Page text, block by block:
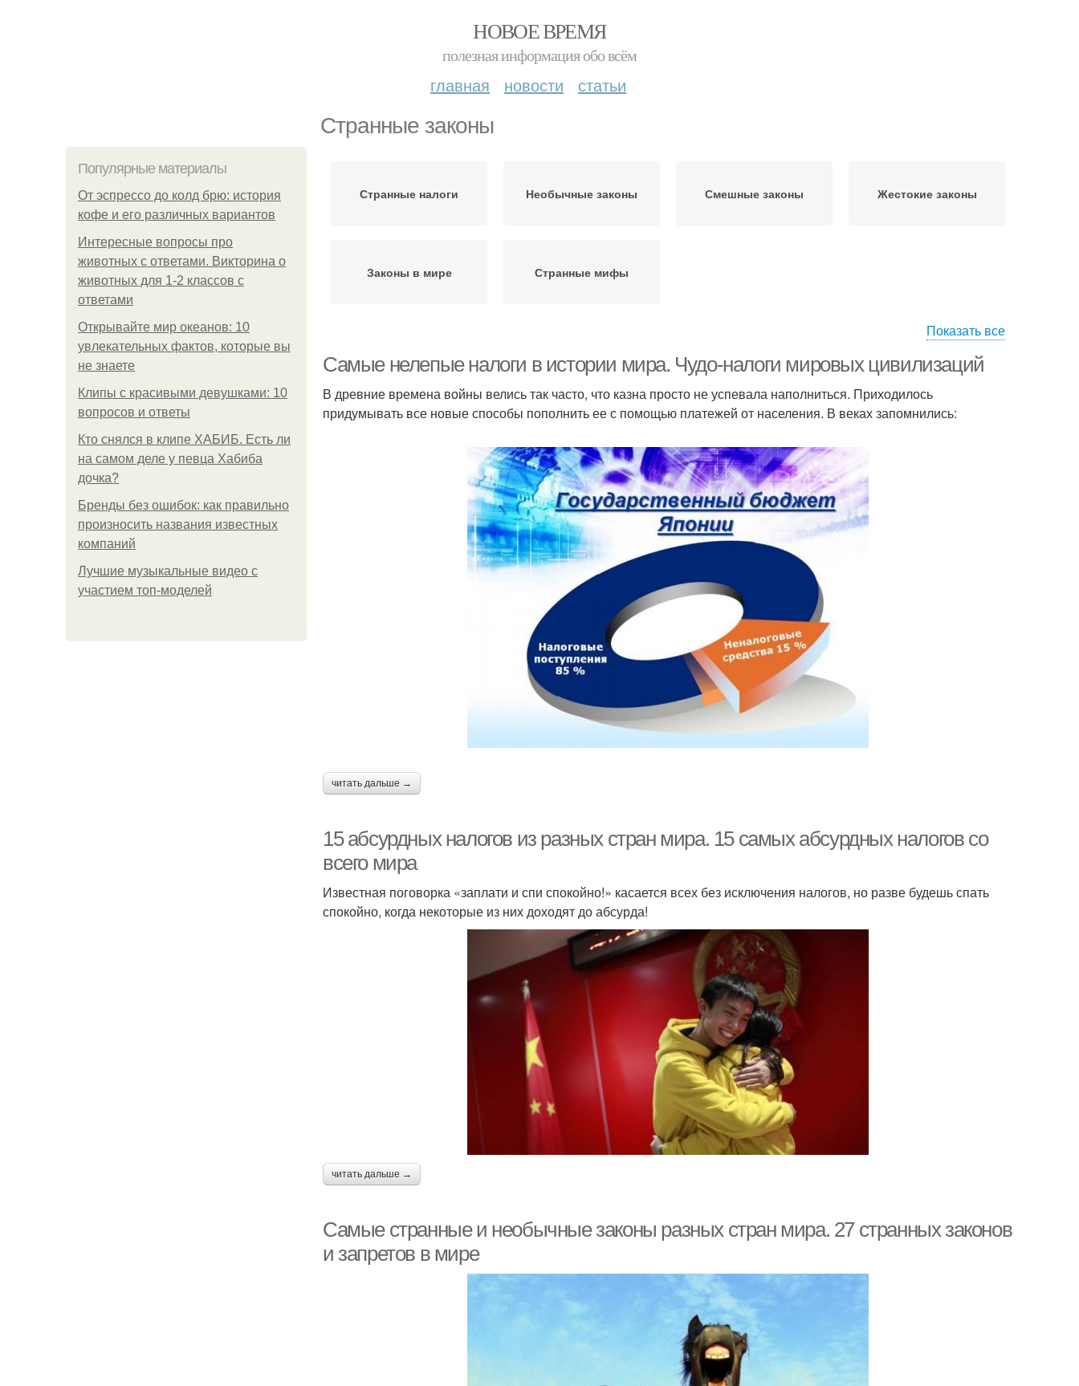
НОВОЕ ВРЕМЯ
полезная информация обо всём
главная новости статьи
Странные законы
Популярные материалы
От эспрессо до колд брю: история
кофе и его различных вариантов
Интересные вопросы про
животных с ответами. Викторина о
животных для 1-2 классов с
ответами
Открывайте мир океанов: 10
увлекательных фактов, которые вы
не знаете
Клипы с красивыми девушками: 10
вопросов и ответы
Кто снялся в клипе ХАБИБ. Есть ли
на самом деле у певца Хабиба
дочка?
Бренды без ошибок: как правильно
произносить названия известных
компаний
Лучшие музыкальные видео с
участием топ-моделей
Странные налоги Необычные законы Смешные законы Жестокие законы
Законы в мире Странные мифы
Показать все
Самые нелепые налоги в истории мира. Чудо-налоги мировых цивилизаций
В древние времена войны велись так часто, что казна просто не успевала наполниться. Приходилось
придумывать все новые способы пополнить ее с помощью платежей от населения. В веках запомнились:
читать дальше →
15 абсурдных налогов из разных стран мира. 15 самых абсурдных налогов со
всего мира
Известная поговорка «заплати и спи спокойно!» касается всех без исключения налогов, но разве будешь спать
спокойно, когда некоторые из них доходят до абсурда!
читать дальше →
Самые странные и необычные законы разных стран мира. 27 странных законов
и запретов в мире